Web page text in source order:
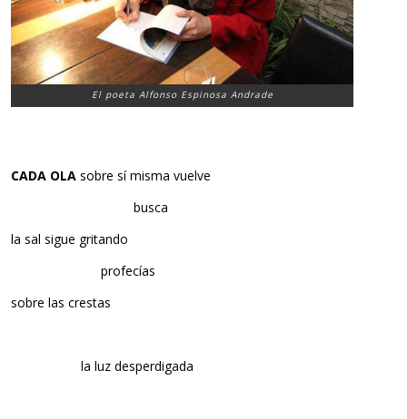
El poeta Alfonso Espinosa Andrade
CADA OLA sobre sí misma vuelve
busca
la sal sigue gritando
profecías
sobre las crestas
la luz desperdigada